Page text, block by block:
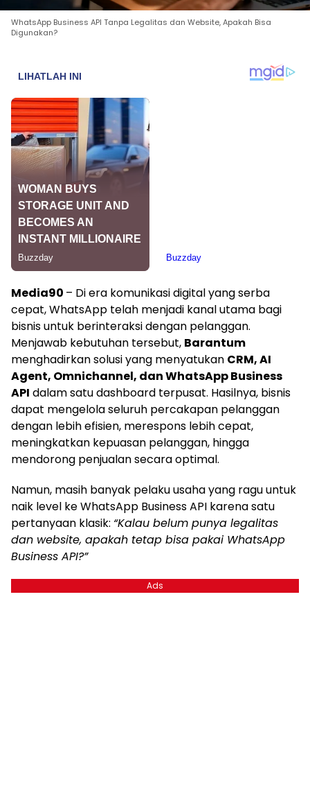
WhatsApp Business API Tanpa Legalitas dan Website, Apakah Bisa
Digunakan?
Media90 – Di era komunikasi digital yang serba
cepat, WhatsApp telah menjadi kanal utama bagi
bisnis untuk berinteraksi dengan pelanggan.
Menjawab kebutuhan tersebut, Barantum
menghadirkan solusi yang menyatukan CRM, AI
Agent, Omnichannel, dan WhatsApp Business
API dalam satu dashboard terpusat. Hasilnya, bisnis
dapat mengelola seluruh percakapan pelanggan
dengan lebih efisien, merespons lebih cepat,
meningkatkan kepuasan pelanggan, hingga
mendorong penjualan secara optimal.
Namun, masih banyak pelaku usaha yang ragu untuk
naik level ke WhatsApp Business API karena satu
pertanyaan klasik: “Kalau belum punya legalitas
dan website, apakah tetap bisa pakai WhatsApp
Business API?”
Ads